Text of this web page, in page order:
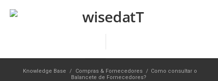
Knowledge Base / Compras & Fornecedores / Como consultar o
Balancete de Fornecedores?